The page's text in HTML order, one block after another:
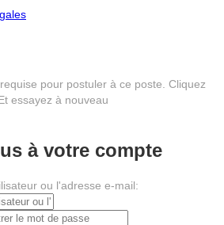
pour postuler à ce poste. Cliquez
essayez à nouveau
à votre compte
ou l'adresse e-mail: